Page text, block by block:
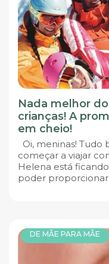
Nada melhor
crianças! A
em cheio!
Oi, meninas!
começar a viajar
Helena está
poder
DE MÃE PARA MÃE